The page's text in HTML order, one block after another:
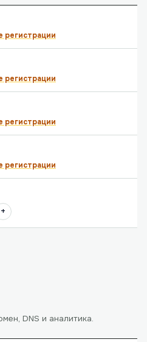
регистрации
регистрации
регистрации
регистрации
+
DNS и аналитика.